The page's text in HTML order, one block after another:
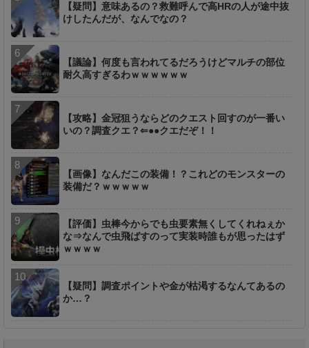
【疑問】意味あるの？救難呼んで高HRの人が途中抜
けしたんだが、なんでなの？
【議論】何度も言われてるだろうけどマルチの部位
耐久高すぎるわｗｗｗｗｗｗ
【攻略】金冠狙うならどのクエスト回すのが一番い
いの？調査クエ？⇐●●クエだぞ！！
【画像】なんだこの装備！？これどのモンスターの
装備だ？ｗｗｗｗｗ
【評価】虫棒今からでも虫要素無くしてくれねぇか
な⇒なんで虫飛ばすのって実装時誰もが思ったはず
ｗｗｗｗ
【疑問】調査ポイントや金が枯渇するなんてあるの
か…？